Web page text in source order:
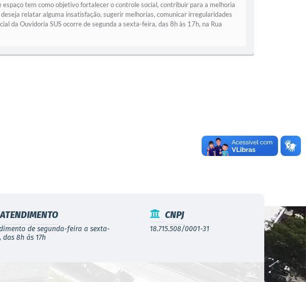
tem como objetivo fortalecer o controle social, contribuir para a melhoria
relatar alguma insatisfação, sugerir melhorias, comunicar irregularidades
da Ouvidoria SUS ocorre de segunda a sexta-feira, das 8h às 17h, na Rua
ATENDIMENTO
de segunda-feira a sexta-
das 8h às 17h
CNPJ
18.715.508/0001-31